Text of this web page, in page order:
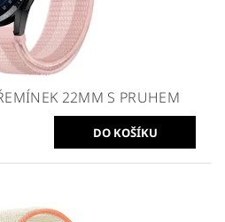
22MM S PRUHEM